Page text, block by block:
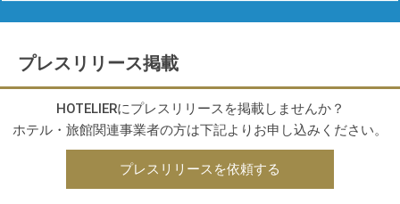
プレスリリース掲載
HOTELIERにプレスリリースを掲載しませんか？
ホテル・旅館関連事業者の方は下記よりお申し込みください。
プレスリリースを依頼する